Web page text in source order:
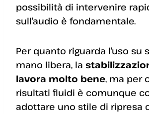
possibilità di intervenire
sull’audio è fondamentale.
Per quanto riguarda l’uso su
mano libera, la
lavora molto bene, ma per
risultati fluidi è comunque
adottare uno stile di ripresa